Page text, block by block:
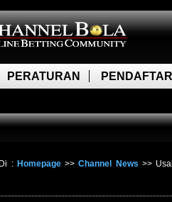
PERATURAN
: Homepage>>Channel News >>